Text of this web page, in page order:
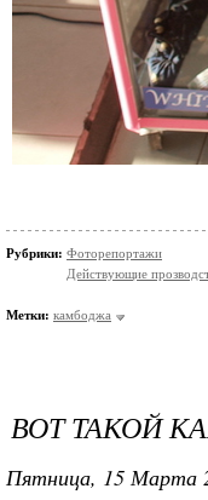
Рубрики: Фоторепортажи
Действующие
Метки: камбоджа
ВОТ ТАКОЙ
Пятница, 15 Марта